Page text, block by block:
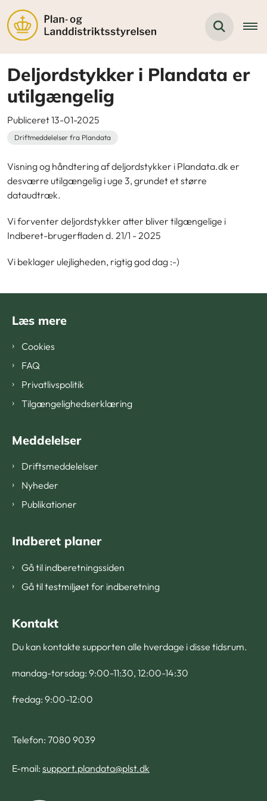
Deljordstykker i Plandata er
utilgængelig
Publiceret 13-01-2025
Driftmeddelelser fra Plandata
Visning og håndtering af deljordstykker i Plandata.dk er
desværre utilgængelig i uge 3, grundet et større
dataudtræk.
Vi forventer deljordstykker atter bliver tilgængelige i
Indberet-brugerfladen d. 21/1 - 2025
Vi beklager ulejligheden, rigtig god dag :-)
Læs mere
Cookies
FAQ
Privatlivspolitik
Tilgængelighedserklæring
Meddelelser
Driftsmeddelelser
Nyheder
Publikationer
Indberet planer
Gå til indberetningssiden
Gå til testmiljøet for indberetning
Kontakt
Du kan kontakte supporten alle hverdage i disse tidsrum.
mandag-torsdag: 9:00-11:30, 12:00-14:30
fredag: 9:00-12:00
Telefon: 7080 9039
E-mail: support.plandata@plst.dk